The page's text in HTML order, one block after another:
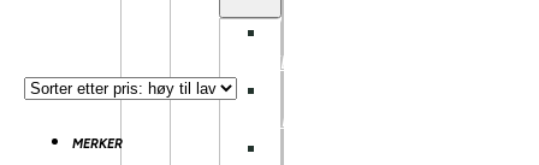
KLASSISK
AERO
MERKER